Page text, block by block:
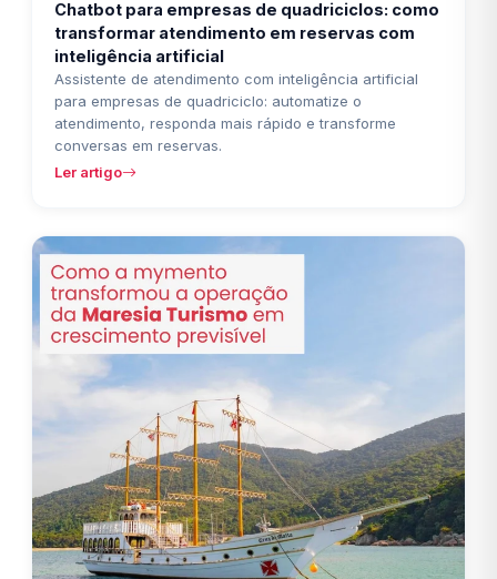
Chatbot para empresas de quadriciclos: como
transformar atendimento em reservas com
inteligência artificial
Assistente de atendimento com inteligência artificial
para empresas de quadriciclo: automatize o
atendimento, responda mais rápido e transforme
conversas em reservas.
Ler artigo